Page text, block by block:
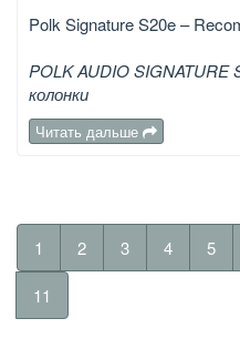
Polk Signature S20e –
POLK AUDIO
колонки
Читать дальше
1 2 3 4 5
11